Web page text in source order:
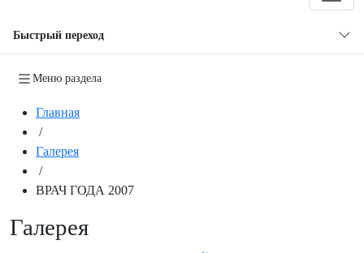
Быстрый переход
Меню раздела
Главная
/
Галерея
/
ВРАЧ ГОДА 2007
Галерея